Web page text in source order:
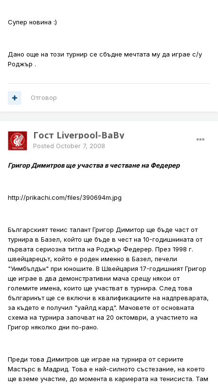
Супер новина :)
Дано още на този турнир се сбъдне мечтата му да играе с/у
Роджър .
Отговор
Гост Liverpool-BaBy
Posted October 7, 2008
Григор Димитров ще участва в честване на Федерер
http://prikachi.com/files/390694m.jpg
Българският тенис талант Григор Димитор ще бъде част от
турнира в Базел, който ще бъде в чест на 10-годишнината от
първата сериозна титла на Роджър Федерер. През 1998 г.
швейцарецът, който е роден именно в Базел, печели
"Уимбълдън" при юношите. В Швейцария 17-годишният Григор
ще играе в два демонстративни мача срещу някои от
големите имена, които ще участват в турнира. След това
българинът ще се включи в квалификациите на надпреварата,
за където е получил "уайлд кард". Мачовете от основната
схема на турнира започват на 20 октомври, а участието на
Григор няколко дни по-рано.
Преди това Димитров ще играе на турнира от сериите
Мастърс в Мадрид. Това е най-силното състезание, на което
ще вземе участие, до момента в кариерата на тенисиста. Там